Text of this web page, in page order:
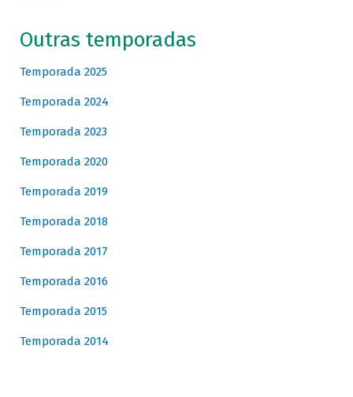
Outras temporadas
Temporada 2025
Temporada 2024
Temporada 2023
Temporada 2020
Temporada 2019
Temporada 2018
Temporada 2017
Temporada 2016
Temporada 2015
Temporada 2014